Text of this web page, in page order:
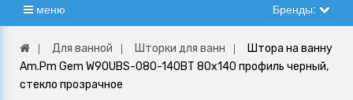
меню Бренды:
Для ванной Шторки для ванн
Штора на ванну
Am.Pm Gem W90UBS-080-140BT 80х140 профиль черный,
стекло прозрачное